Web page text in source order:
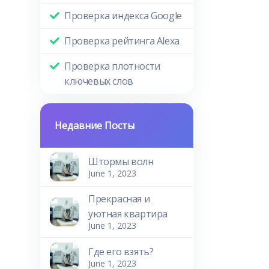
Проверка индекса Google
Проверка рейтинга Alexa
Проверка плотности
ключевых слов
Недавние Посты
Штормы волн
June 1, 2023
Прекрасная и
уютная квартира
June 1, 2023
Где его взять?
June 1, 2023